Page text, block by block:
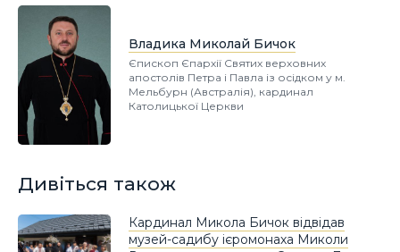
Владика Миколай Бичок
Єпископ Єпархії Святих верховних
апостолів Петра і Павла із осідком у м.
Мельбурн (Австралія), кардинал
Католицької Церкви
Дивіться також
Кардинал Микола Бичок відвідав
музей-садибу ієромонаха Миколи